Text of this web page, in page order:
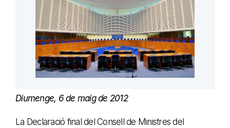
Diumenge, 6 de maig de 2012
La Declaració final del Consell de Ministres del